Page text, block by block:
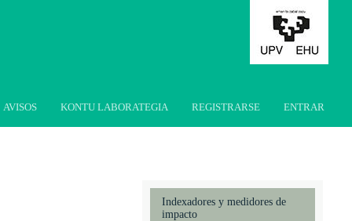
AVISOS KONTU LABORATEGIA REGISTRARSE ENTRAR
Indexadores y medidores de
impacto